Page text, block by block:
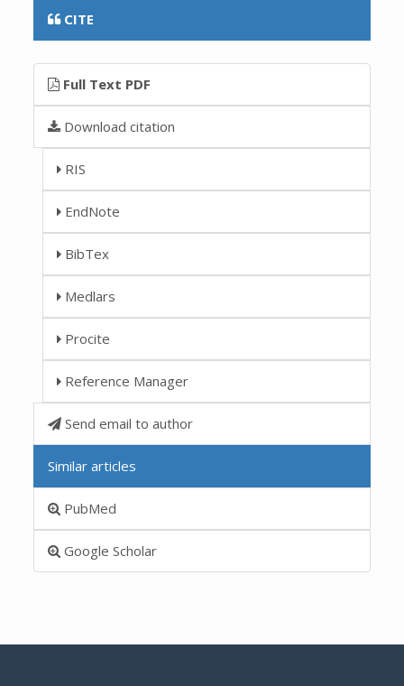
CITE
Full Text PDF
Download citation
RIS
EndNote
BibTex
Medlars
Procite
Reference Manager
Send email to author
Similar articles
PubMed
Google Scholar